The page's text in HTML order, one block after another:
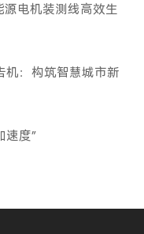
电机装测线高效生
机：构筑智慧城市新
速度”